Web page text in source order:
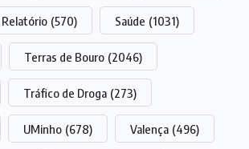
Relatório (570) Saúde (1031)
Terras de Bouro (2046)
Tráfico de Droga (273)
UMinho (678) Valença (496)